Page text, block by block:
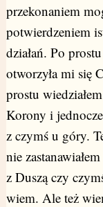
przekonaniem
potwierdzeniem
działań. Po
otworzyła mi się
prostu
Korony i
z czymś u góry.
nie
z Duszą czy
wiem. Ale też